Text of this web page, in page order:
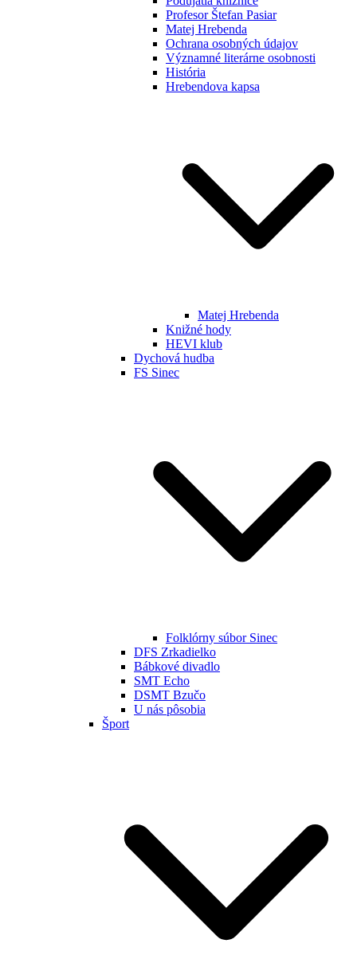
Profesor Štefan Pasiar
Matej Hrebenda
Ochrana osobných údajov
Významné literárne osobnosti
História
Hrebendova kapsa
Matej Hrebenda
Knižné hody
HEVI klub
Dychová hudba
FS Sinec
Folklórny súbor Sinec
DFS Zrkadielko
Bábkové divadlo
SMT Echo
DSMT Bzučo
U nás pôsobia
Šport